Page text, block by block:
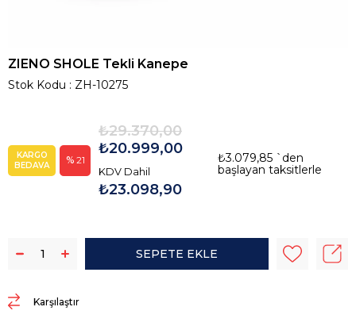
ZIENO SHOLE Tekli Kanepe
Stok Kodu ZH-10275
KARGO
BEDAVA
21
₺29.370,00
₺20.999,00
KDV Dahil
₺23.098,90
₺3.079,85 `den
başlayan taksitlerle
Karşılaştır